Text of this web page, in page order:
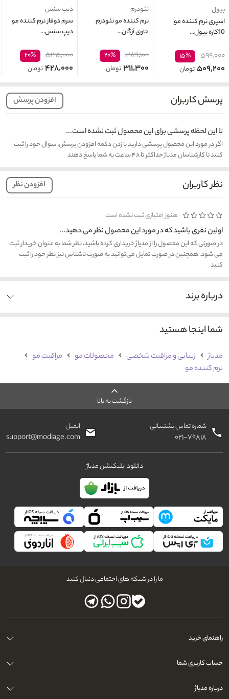
بیول
اسپری نرم کننده مو
10کاره بیول...
۵۹۹,۰۰۰ ۱۵%
۵۰۹,۲۰۰تومان
نئودرم
نرم کننده مو نئودرم
حاوی آرگان...
۳۸۹,۱۰۰ ۲۰%
۳۱۱,۳۰۰تومان
دیپ سنس
سرم دوفاز نرم کننده مو
دیپ سنس...
۵۳۵,۰۰۰ ۲۰%
۴۲۸,۰۰۰تومان
پرسش کاربران افزودن پرسش
تا این لحظه پرسشی برای این محصول ثبت نشده است...
اگر در مورد این محصول پرسشی دارید با زدن دکمه افزودن پرسش، سوال خود را ثبت
کنید تا کارشناسان مدیاژ حداکثر تا ۴۸ ساعت به شما پاسخ دهند
نظر کاربران افزودن نظر
هنوز امتیازی ثبت نشده است
اولین نفری باشید که در مورد این محصول نظر می دهید...
در صورتی که این محصول را از مدیاژ خریداری کرده باشید، نظر شما به عنوان خریدار ثبت
می شود. همچنین در صورت تمایل می‌توانید به صورت ناشناس نیز نظر خود را ثبت
کنید
درباره برند
شما اینجا هستید
مدیاژ زیبایی و مراقبت شخصی محصولات مو
مراقبت مو
نرم کننده مو
بازگشت به بالا
شماره تماس پشتیبانی
۰۲۱-۷۹۸۱۸
ایمیل
support@modiage.com
دانلود اپلیکیشن مدیاژ
ما را در شبکه های اجتماعی دنبال کنید
راهنمای خرید
حساب کاربری شما
درباره مدیاژ